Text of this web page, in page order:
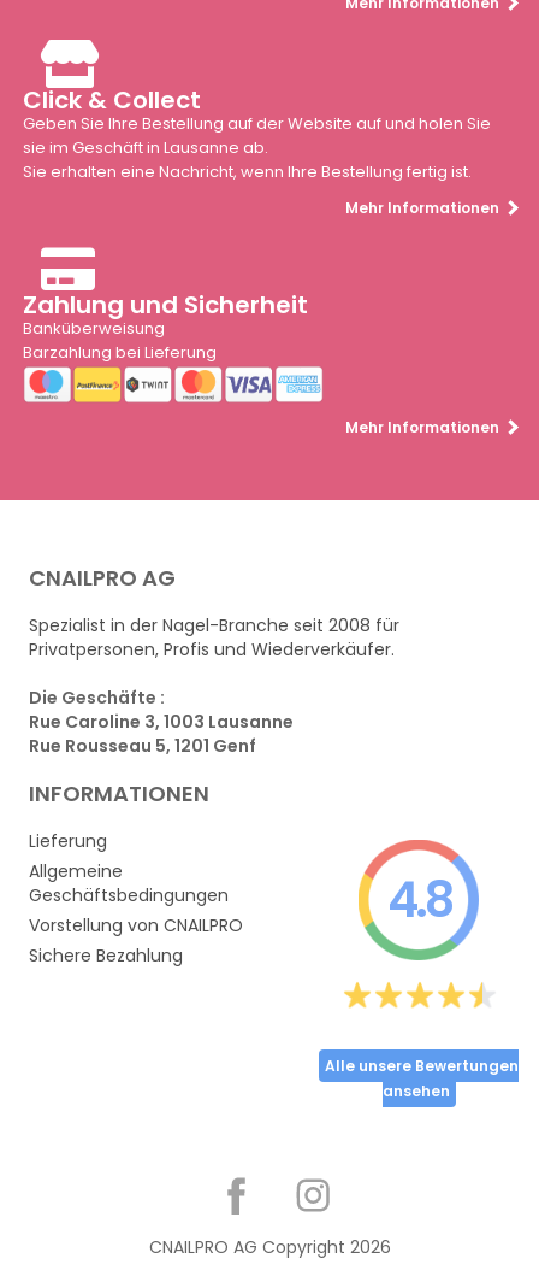
Click & Collect
Geben Sie Ihre Bestellung auf der Website auf und holen Sie
sie im Geschäft in Lausanne ab.
Sie erhalten eine Nachricht, wenn Ihre Bestellung fertig ist.
Mehr Informationen
Zahlung und Sicherheit
Banküberweisung
Barzahlung bei Lieferung
Mehr Informationen
CNAILPRO AG
Spezialist in der Nagel-Branche seit 2008 für
Privatpersonen, Profis und Wiederverkäufer.
Die Geschäfte :
Rue Caroline 3, 1003 Lausanne
Rue Rousseau 5, 1201 Genf
INFORMATIONEN
Lieferung
Allgemeine
Geschäftsbedingungen
Vorstellung von CNAILPRO
Sichere Bezahlung
4.8
Alle unsere Bewertungen
ansehen
CNAILPRO AG Copyright 2026